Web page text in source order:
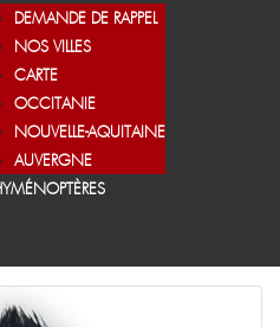
DEMANDE DE RAPPEL
NOS VILLES
CARTE
OCCITANIE
NOUVELLE-AQUITAINE
AUVERGNE